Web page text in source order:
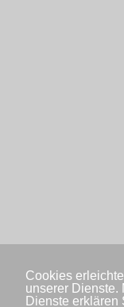
Cookies
unserer Dienste.
Dienste erklären